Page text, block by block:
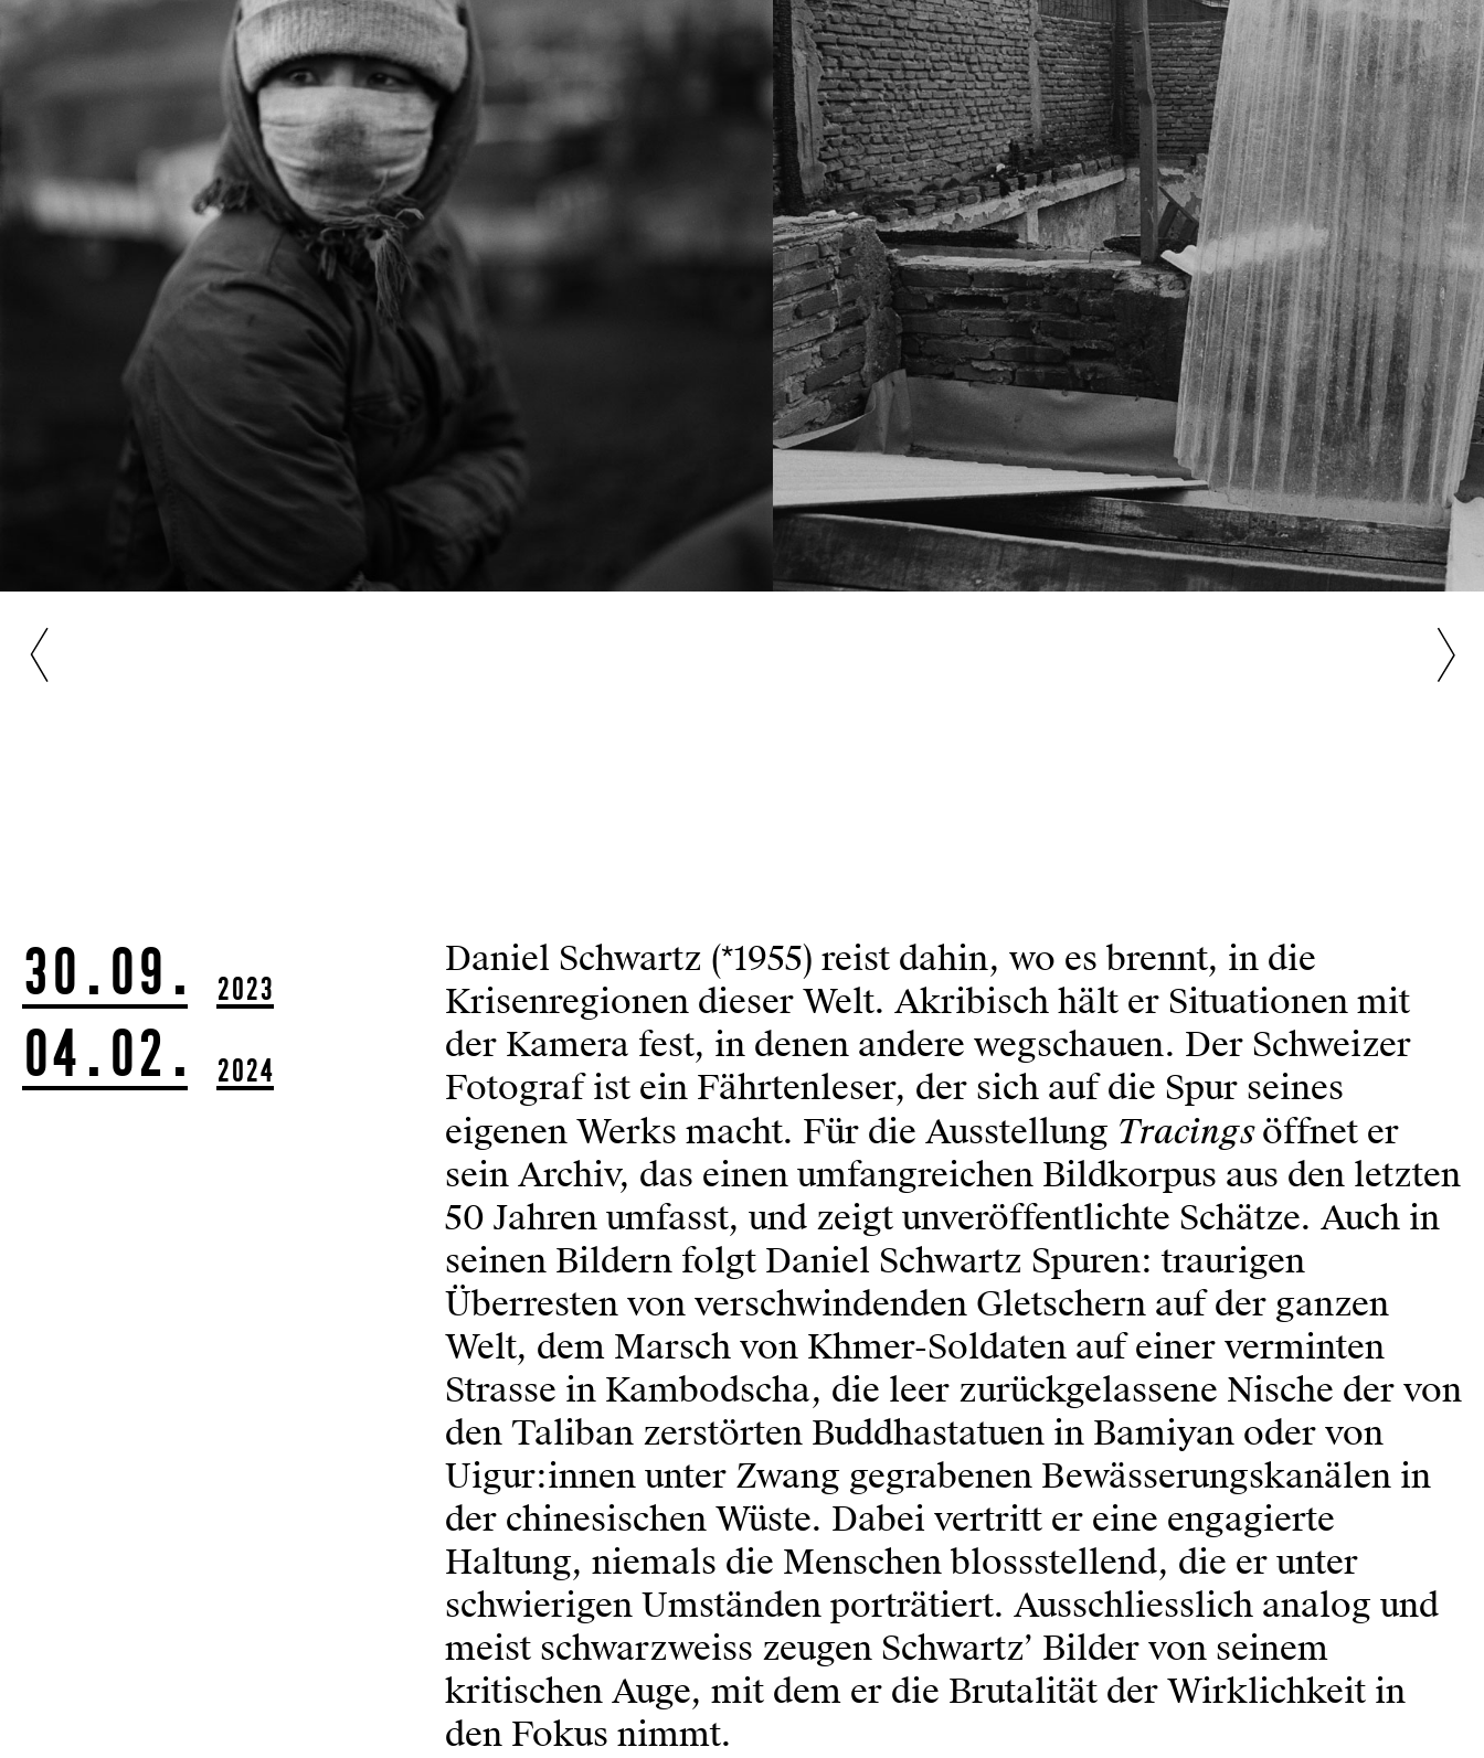
30.09. 2023
04.02. 2024
Daniel Schwartz (*1955) reist dahin, wo es brennt, in die
Krisenregionen dieser Welt. Akribisch hält er Situationen mit
der Kamera fest, in denen andere wegschauen. Der Schweizer
Fotograf ist ein Fährtenleser, der sich auf die Spur seines
eigenen Werks macht. Für die Ausstellung Tracingsöffnet er
sein Archiv, das einen umfangreichen Bildkorpus aus den letzten
50 Jahren umfasst, und zeigt unveröffentlichte Schätze. Auch in
seinen Bildern folgt Daniel Schwartz Spuren: traurigen
Überresten von verschwindenden Gletschern auf der ganzen
Welt, dem Marsch von Khmer-Soldaten auf einer verminten
Strasse in Kambodscha, die leer zurückgelassene Nische der von
den Taliban zerstörten Buddhastatuen in Bamiyan oder von
Uigur:innen unter Zwang gegrabenen Bewässerungskanälen in
der chinesischen Wüste. Dabei vertritt er eine engagierte
Haltung, niemals die Menschen blossstellend, die er unter
schwierigen Umständen porträtiert. Ausschliesslich analog und
meist schwarzweiss zeugen Schwartz’ Bilder von seinem
kritischen Auge, mit dem er die Brutalität der Wirklichkeit in
den Fokus nimmt.